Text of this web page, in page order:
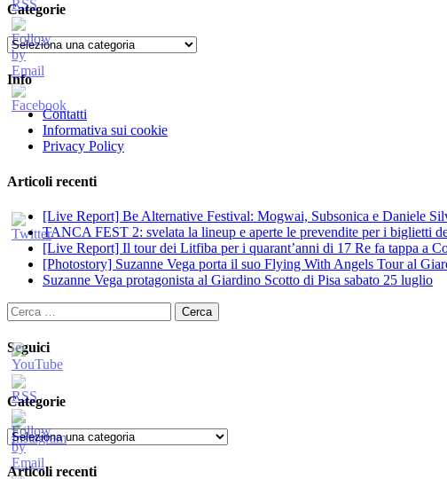
Categorie
Categorie
Info
Contatti
Informativa sui cookie
Privacy Policy
Articoli recenti
[Live Report] Be Alternative Festival: Mogwai, Subsonica e Daniele
TANCA FEST 2: svelata la lineup e aperte le prevendite per i biglietti
[Live Report] Il tour dei Litfiba per i quarant’anni di 17 Re fa tappa a
[Photostory] Suzanne Vega porta il suo Flying With Angels Tour al
Suzanne Vega protagonista al Giardino Scotto di Pisa sabato 25 luglio
Ricerca
per:
Seguici
Categorie
Categorie
Articoli recenti